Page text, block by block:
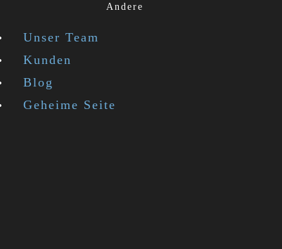
Andere
Unser Team
Kunden
Blog
Geheime Seite